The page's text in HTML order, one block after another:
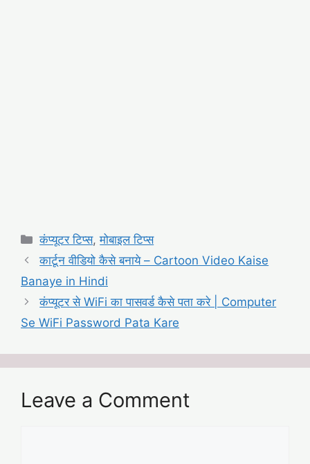
Categories
कंप्यूटर टिप्स,मोबाइल टिप्स
कार्टून वीडियो कैसे बनाये – Cartoon Video Kaise
Banaye in Hindi
कंप्यूटर से WiFi का पासवर्ड कैसे पता करे | Computer
Se WiFi Password Pata Kare
Leave a Comment